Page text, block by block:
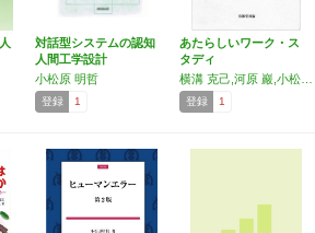
対話型システムの認知
人間工学設計
小松原 明哲
登録 1
あたらしいワーク・ス
タディ
登録 1